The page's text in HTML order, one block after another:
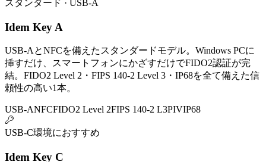
スタンダード · USB-A
Idem Key A
USB-AとNFCを備えたスタンダードモデル。Windows PCに
挿すだけ、スマートフォンにかざすだけでFIDO2認証が完
結。FIDO2 Level 2・FIPS 140-2 Level 3・IP68を全て備えた信
頼性の高い1本。
USB-ANFCFIDO2 Level 2FIPS 140-2 L3PIVIP68
USB-C環境におすすめ
Idem Key C